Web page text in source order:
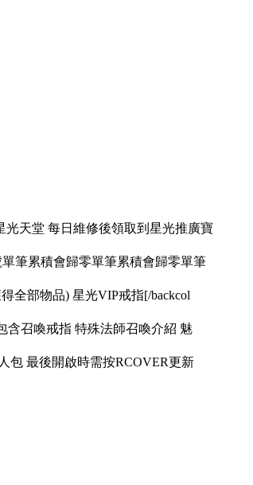
天堂 每日維修後領取到星光推廣寶
筆累積會歸零單筆累積會歸零單筆
全部物品) 星光VIP戒指[/backcol
含召喚戒指 特殊法師召喚介紹 魅
包 最後開啟時需按RCOVER更新